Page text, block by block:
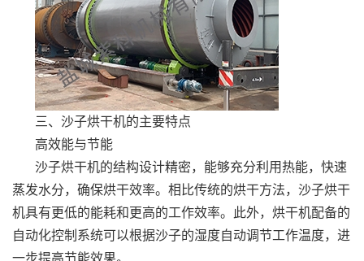
三、沙子烘干机的主要特点
高效能与节能
沙子烘干机的结构设计精密，能够充分利用热能，快速
蒸发水分，确保烘干效率。相比传统的烘干方法，沙子烘干
机具有更低的能耗和更高的工作效率。此外，烘干机配备的
自动化控制系统可以根据沙子的湿度自动调节工作温度，进
一步提高节能效果。